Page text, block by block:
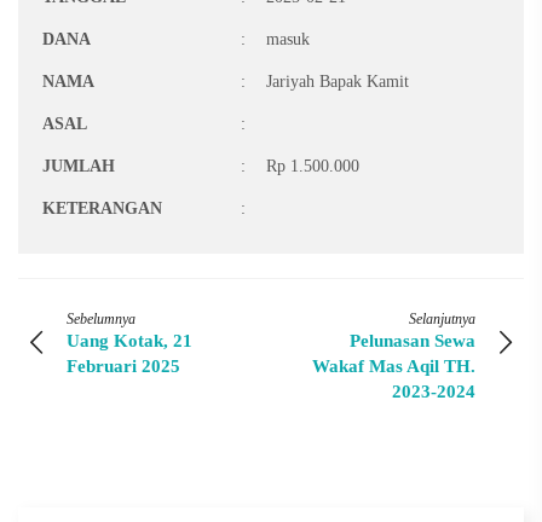
DANA : masuk
NAMA : Jariyah Bapak Kamit
ASAL :
JUMLAH : Rp 1.500.000
KETERANGAN :
Sebelumnya
Uang Kotak, 21
Februari 2025
Selanjutnya
Pelunasan Sewa
Wakaf Mas Aqil TH.
2023-2024